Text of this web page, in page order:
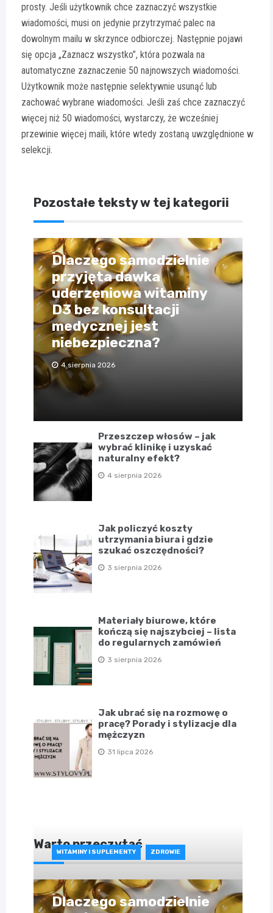
prosty. Jeśli użytkownik chce zaznaczyć wszystkie
wiadomości, musi on jedynie przytrzymać palec na
dowolnym mailu w skrzynce odbiorczej. Następnie pojawi
się opcja „Zaznacz wszystko”, która pozwala na
automatyczne zaznaczenie 50 najnowszych wiadomości.
Użytkownik może następnie selektywnie usunąć lub
zachować wybrane wiadomości. Jeśli zaś chce zaznaczyć
więcej niż 50 wiadomości, wystarczy, że wcześniej
przewinie więcej maili, które wtedy zostaną uwzględnione w
selekcji.
Pozostałe teksty w tej kategorii
Dlaczego samodzielnie
przyjęta dawka
uderzeniowa witaminy
D3 bez konsultacji
medycznej jest
niebezpieczna?
4 sierpnia 2026
Przeszczep włosów – jak
wybrać klinikę i uzyskać
naturalny efekt?
4 sierpnia 2026
Jak policzyć koszty
utrzymania biura i gdzie
szukać oszczędności?
3 sierpnia 2026
Materiały biurowe, które
kończą się najszybciej – lista
do regularnych zamówień
3 sierpnia 2026
Jak ubrać się na rozmowę o
pracę? Porady i stylizacje dla
mężczyzn
31 lipca 2026
Warto przeczytać
WITAMINY I SUPLEMENTY ZDROWIE
Dlaczego samodzielnie